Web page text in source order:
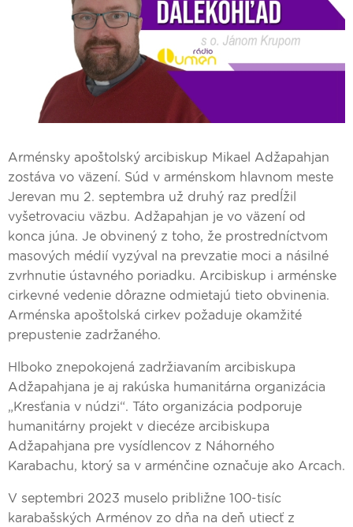
Arménsky apoštolský arcibiskup Mikael Adžapahjan
zostáva vo väzení. Súd v arménskom hlavnom meste
Jerevan mu 2. septembra už druhý raz predĺžil
vyšetrovaciu väzbu. Adžapahjan je vo väzení od
konca júna. Je obvinený z toho, že prostredníctvom
masových médií vyzýval na prevzatie moci a násilné
zvrhnutie ústavného poriadku. Arcibiskup i arménske
cirkevné vedenie dôrazne odmietajú tieto obvinenia.
Arménska apoštolská cirkev požaduje okamžité
prepustenie zadržaného.
Hlboko znepokojená zadržiavaním arcibiskupa
Adžapahjana je aj rakúska humanitárna organizácia
„Kresťania v núdzi“. Táto organizácia podporuje
humanitárny projekt v diecéze arcibiskupa
Adžapahjana pre vysídlencov z Náhorného
Karabachu, ktorý sa v arménčine označuje ako Arcach.
V septembri 2023 muselo približne 100-tisíc
karabašských Arménov zo dňa na deň utiecť z